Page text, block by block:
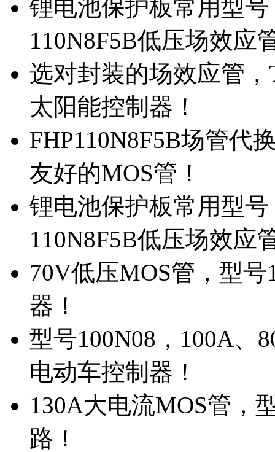
锂电池保护板常用型
110N8F5B低压场效应
选对封装的场效应管
太阳能控制器！
FHP110N8F5B场管代
友好的MOS管！
锂电池保护板常用型
110N8F5B低压场效应
70V低压MOS管，型
器！
型号100N08，100A、
电动车控制器！
130A大电流MOS管，
路！